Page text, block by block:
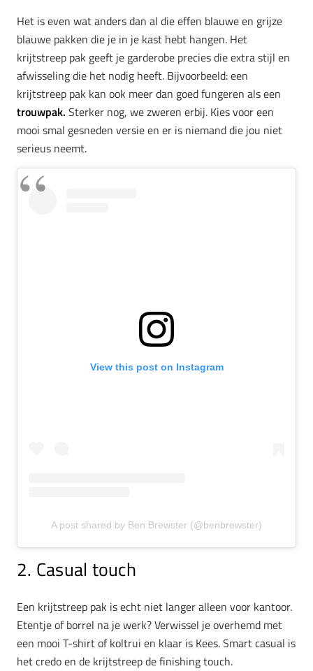
Het is even wat anders dan al die effen blauwe en grijze
blauwe pakken die je in je kast hebt hangen. Het
krijtstreep pak geeft je garderobe precies die extra stijl en
afwisseling die het nodig heeft. Bijvoorbeeld: een
krijtstreep pak kan ook meer dan goed fungeren als een
trouwpak. Sterker nog, we zweren erbij. Kies voor een
mooi smal gesneden versie en er is niemand die jou niet
serieus neemt.
View this post on Instagram
A post shared by Ben Brewster (@benbrewster)
2. Casual touch
Een krijtstreep pak is echt niet langer alleen voor kantoor.
Etentje of borrel na je werk? Verwissel je overhemd met
een mooi T-shirt of koltrui en klaar is Kees. Smart casual is
het credo en de krijtstreep de finishing touch.